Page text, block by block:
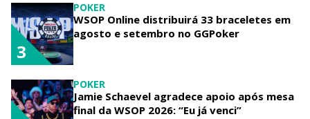
POKER
WSOP Online distribuirá 33 braceletes em
agosto e setembro no GGPoker
3
POKER
Jamie Schaevel agradece apoio após mesa
final da WSOP 2026: “Eu já venci”